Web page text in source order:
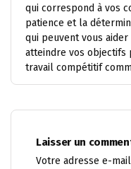
qui correspond à vos
patience et la
qui peuvent vous
atteindre vos objectifs
travail compétitif
Laisser un
Votre adresse e-